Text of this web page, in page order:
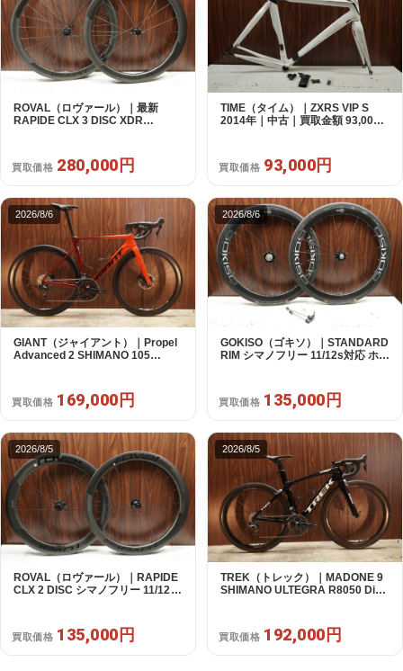
ROVAL（ロヴァール）｜最新
RAPIDE CLX 3 DISC XDR
買取価格 280,000円
TIME（タイム）｜ZXRS VIP S
2014年｜中古｜買取金額 93,000
買取価格 93,000円
2026/8/6
GIANT（ジャイアント）｜Propel
Advanced 2 SHIMANO 105
買取価格 169,000円
2026/8/6
GOKISO（ゴキソ）｜STANDARD
RIM シマノフリー 11/12s対応 ホイ
買取価格 135,000円
2026/8/5
ROVAL（ロヴァール）｜RAPIDE
CLX 2 DISC シマノフリー 11/12s
買取価格 135,000円
2026/8/5
TREK（トレック）｜MADONE 9
SHIMANO ULTEGRA R8050 Di2
買取価格 192,000円